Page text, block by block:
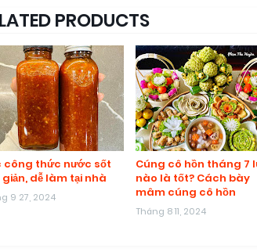
PRODUCTS
công thức nước sốt
dễ làm tại nhà
9 27, 2024
Cúng cô hồn tháng 7
nào là tốt? Cách bày
mâm cúng cô hồn
Tháng 8 11, 2024